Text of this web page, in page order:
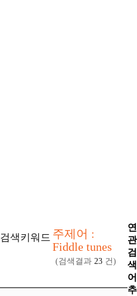
검색키워드 주제어 :
Fiddle tunes
(검색결과 23 건)
연
관
검
색
어
추